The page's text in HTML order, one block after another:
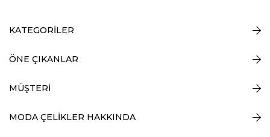
KATEGORİLER
ÖNE ÇIKANLAR
MÜŞTERİ
MODA ÇELİKLER HAKKINDA